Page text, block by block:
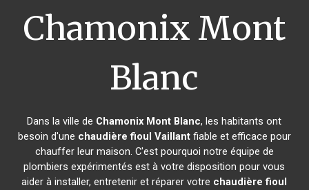
Chamonix Mont
Blanc
Dans la ville de Chamonix Mont Blanc, les habitants ont
besoin d'une chaudière fioul Vaillantfiable et efficace pour
chauffer leur maison. C'est pourquoi notre équipe de
plombiers expérimentés est à votre disposition pour vous
aider à installer, entretenir et réparer votre chaudière fioul